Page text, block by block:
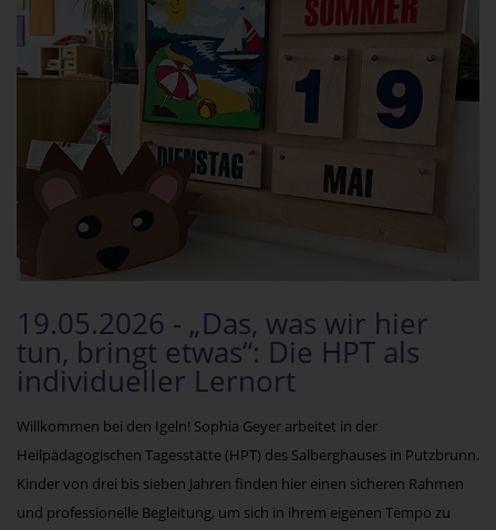
19.05.2026 - „Das, was wir hier
tun, bringt etwas“: Die HPT als
individueller Lernort
Willkommen bei den Igeln! Sophia Geyer arbeitet in der
Heilpädagogischen Tagesstätte (HPT) des Salberghauses in Putzbrunn.
Kinder von drei bis sieben Jahren finden hier einen sicheren Rahmen
und professionelle Begleitung, um sich in ihrem eigenen Tempo zu